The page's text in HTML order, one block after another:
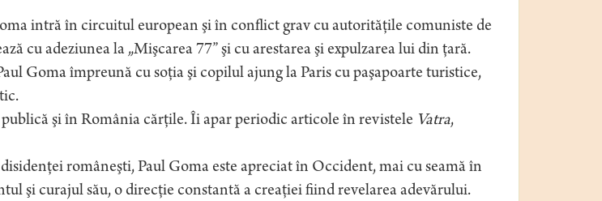
intră în circuitul european şi în conflict grav cu autorităţile comuniste de
cu adeziunea la „Mişcarea 77” şi cu arestarea şi expulzarea lui din ţară.
Goma împreună cu soţia şi copilul ajung la Paris cu paşapoarte turistice,
şi în România cărţile. Îi apar periodic articole în revistele Vatra,
româneşti, Paul Goma este apreciat în Occident, mai cu seamă în
şi curajul său, o direcţie constantă a creaţiei fiind revelarea adevărului.